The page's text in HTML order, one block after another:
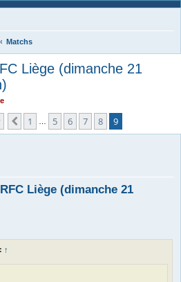
Matchs
Liège (dimanche 21
Page sur
Précédente
1 5 6 7 8 9
Liège (dimanche 21
↑